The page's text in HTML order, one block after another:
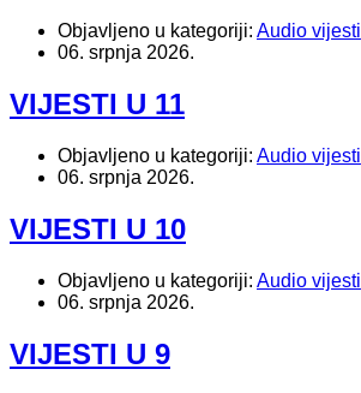
Objavljeno u kategoriji: Audio vijesti
06. srpnja 2026.
VIJESTI U 11
Objavljeno u kategoriji: Audio vijesti
06. srpnja 2026.
VIJESTI U 10
Objavljeno u kategoriji: Audio vijesti
06. srpnja 2026.
VIJESTI U 9